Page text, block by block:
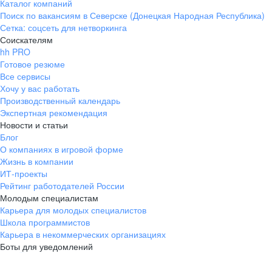
Каталог компаний
Поиск по вакансиям в Северске (Донецкая Народная Республика)
Сетка: соцсеть для нетворкинга
Соискателям
hh PRO
Готовое резюме
Все сервисы
Хочу у вас работать
Производственный календарь
Экспертная рекомендация
Новости и статьи
Блог
О компаниях в игровой форме
Жизнь в компании
ИТ-проекты
Рейтинг работодателей России
Молодым специалистам
Карьера для молодых специалистов
Школа программистов
Карьера в некоммерческих организациях
Боты для уведомлений